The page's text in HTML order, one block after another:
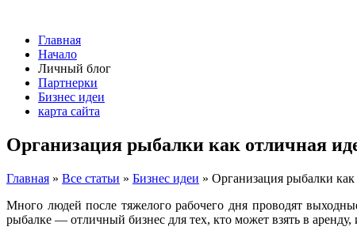
Главная
Начало
Личный блог
Партнерки
Бизнес идеи
карта сайта
Организация рыбалки как отличная
Главная » Все статьи » Бизнес идеи » Организация рыбалки как
Много людей после тяжелого рабочего дня проводят
рыбалке — отличный бизнес для тех, кто может взять в аренду,